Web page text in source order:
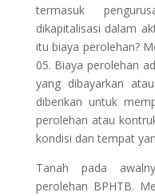
termasuk
dikapitalisasi dalam
itu biaya perolehan?
05. Biaya perolehan
yang dibayarkan
diberikan untuk
perolehan atau
kondisi dan tempat
Tanah pada
perolehan BPHTB.